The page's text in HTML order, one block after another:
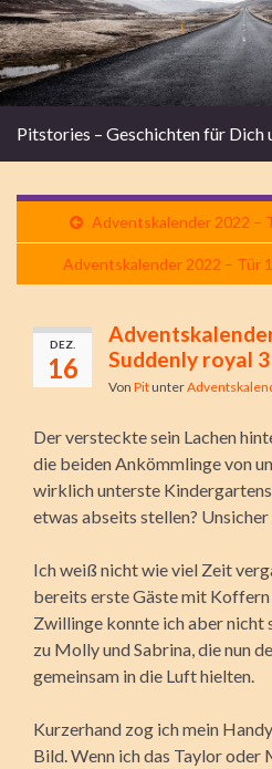
Pitstories – Geschichten für Dich
Adventskalender 2022 –
Adventskalender 2022 – Tür
DEZ.
16
Suddenly royal 3
Von Pitunter
Der versteckte sein Lachen
die beiden Ankömmlinge von
wirklich unterste
etwas abseits stellen? Unsicher
Ich weiß nicht wie viel Zeit
bereits erste Gäste mit
Zwillinge konnte ich aber nicht
zu Molly und Sabrina, die nun
gemeinsam in die Luft hielten.
Kurzerhand zog ich mein
Bild. Wenn ich das Taylor oder